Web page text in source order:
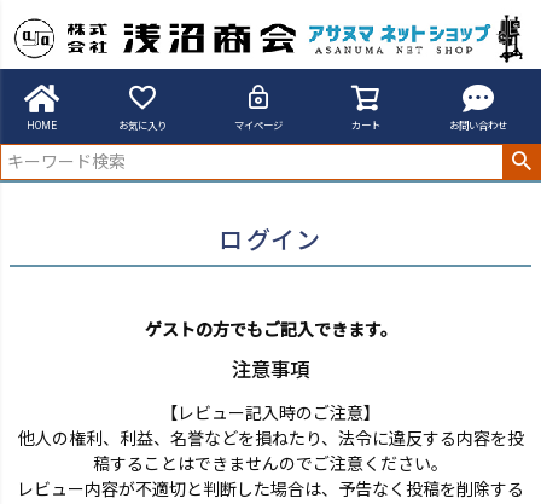
HOME お気に入り マイページ カート お問い合わせ
アサヌマネットショップ
ログイン
ゲストの方でもご記入できます。
注意事項
【レビュー記入時のご注意】
他人の権利、利益、名誉などを損ねたり、法令に違反する内容を投
稿することはできませんのでご注意ください。
レビュー内容が不適切と判断した場合は、予告なく投稿を削除する